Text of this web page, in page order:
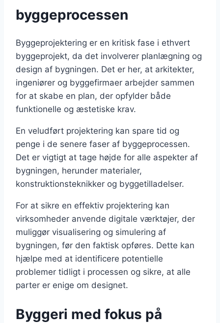
byggeprocessen
Byggeprojektering er en kritisk fase i ethvert
byggeprojekt, da det involverer planlægning og
design af bygningen. Det er her, at arkitekter,
ingeniører og byggefirmaer arbejder sammen
for at skabe en plan, der opfylder både
funktionelle og æstetiske krav.
En veludført projektering kan spare tid og
penge i de senere faser af byggeprocessen.
Det er vigtigt at tage højde for alle aspekter af
bygningen, herunder materialer,
konstruktionsteknikker og byggetilladelser.
For at sikre en effektiv projektering kan
virksomheder anvende digitale værktøjer, der
muliggør visualisering og simulering af
bygningen, før den faktisk opføres. Dette kan
hjælpe med at identificere potentielle
problemer tidligt i processen og sikre, at alle
parter er enige om designet.
Byggeri med fokus på